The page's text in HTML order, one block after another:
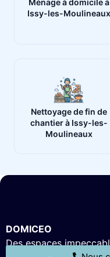
Issy-les-Moulineaux
Nettoyage de fin de
chantier à Issy-les-
Moulineaux
DOMICEO
Des espaces